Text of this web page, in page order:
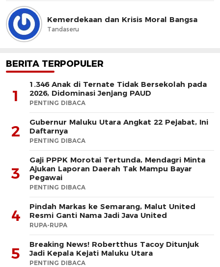
Kemerdekaan dan Krisis Moral Bangsa
Tandaseru
BERITA TERPOPULER
1
1.346 Anak di Ternate Tidak Bersekolah pada
2026, Didominasi Jenjang PAUD
PENTING DIBACA
2
Gubernur Maluku Utara Angkat 22 Pejabat, Ini
Daftarnya
PENTING DIBACA
3
Gaji PPPK Morotai Tertunda, Mendagri Minta
Ajukan Laporan Daerah Tak Mampu Bayar
Pegawai
PENTING DIBACA
4
Pindah Markas ke Semarang, Malut United
Resmi Ganti Nama Jadi Java United
RUPA-RUPA
5
Breaking News! Robertthus Tacoy Ditunjuk
Jadi Kepala Kejati Maluku Utara
PENTING DIBACA